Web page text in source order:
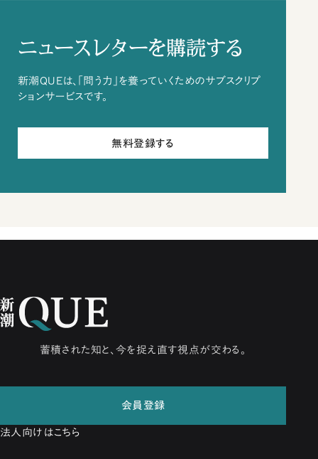
ニュースレターを購読する
新潮QUEは、「問う力」を養っていくためのサブスクリプ
ションサービスです。
無料登録する
蓄積された知と、今を捉え直す視点が交わる。
会員登録
法人向けはこちら